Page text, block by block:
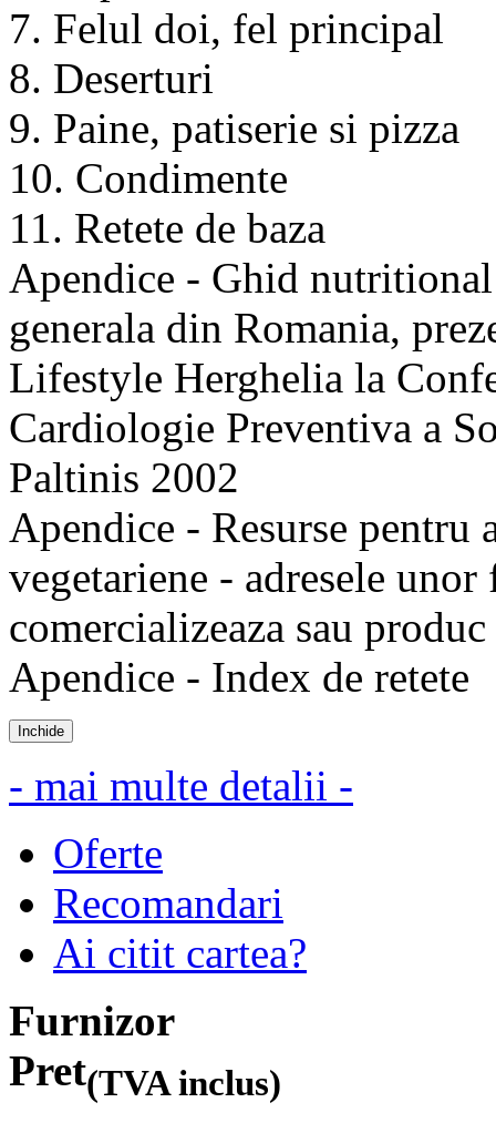
7. Felul doi, fel principal
8. Deserturi
9. Paine, patiserie si pizza
10. Condimente
11. Retete de baza
Apendice - Ghid
generala din Romania,
Lifestyle Herghelia la
Cardiologie Preventiva a
Paltinis 2002
Apendice - Resurse pentru
vegetariene - adresele
comercializeaza sau
Apendice - Index de retete
Inchide
- mai multe detalii -
Oferte
Recomandari
Ai citit cartea?
Furnizor
Pret(TVA inclus)